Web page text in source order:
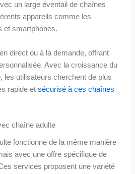
un large éventail de chaînes
appareils comme les
et smartphones.
direct ou à la demande, offrant
Avec la croissance du
les utilisateurs cherchent de plus
rapide etsécurisé à ces chaînes
chaîne adulte
fonctionne de la même manière
avec une offre spécifique de
services proposent une variété